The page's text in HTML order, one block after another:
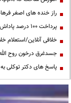
راز خنده های اصغر
پرداخت ۱۰۰ درصد پاداش پایان خدمت فرهنگیان
خلافی آنلاین/استعلام
جسدغرق درخون روح
پاسخ های دکتر توکلی